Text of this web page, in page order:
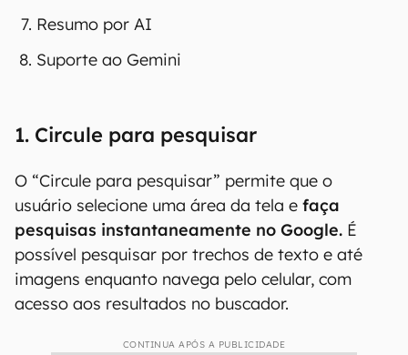
Resumo por AI
Suporte ao Gemini
1. Circule para pesquisar
O “Circule para pesquisar” permite que o
usuário selecione uma área da tela e faça
pesquisas instantaneamente no Google. É
possível pesquisar por trechos de texto e até
imagens enquanto navega pelo celular, com
acesso aos resultados no buscador.
CONTINUA APÓS A PUBLICIDADE